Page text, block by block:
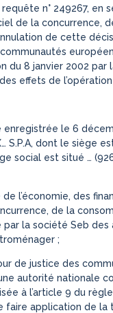
n° 249267, en
de la concurrence,
de cette
du 8 janvier 2002
effets de l’opération
enregistrée le 6
S.P.A, dont le siège
social est situé …
de l’économie, des
de la
la société Seb
;
de justice des
autorité nationale
à l’article 9 du
application de